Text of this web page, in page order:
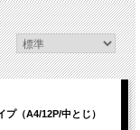
プ（A4/12P/中とじ）